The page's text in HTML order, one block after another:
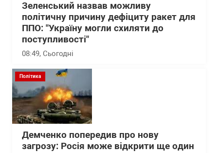
Зеленський назвав можливу
політичну причину дефіциту ракет для
ППО: "Україну могли схиляти до
поступливості"
08:49, Сьогодні
Політика
Демченко попередив про нову
загрозу: Росія може відкрити ще один